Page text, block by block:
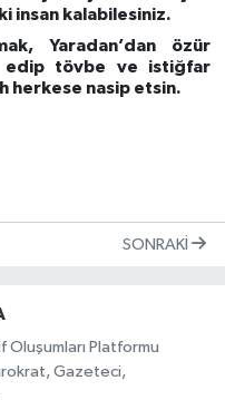
insan kalabilesiniz.
Yaradan’dan özür
edip tövbe ve istiğfar
herkese nasip etsin.
SONRAKI
Oluşumları Platformu
Gazeteci,